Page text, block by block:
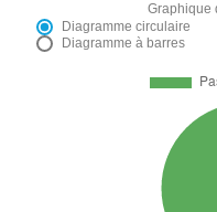
Graphique
Diagramme circulaire
Diagramme à barres